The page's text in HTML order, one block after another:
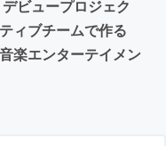
ビュープロジェク
ィブチームで作る
楽エンターテイメン